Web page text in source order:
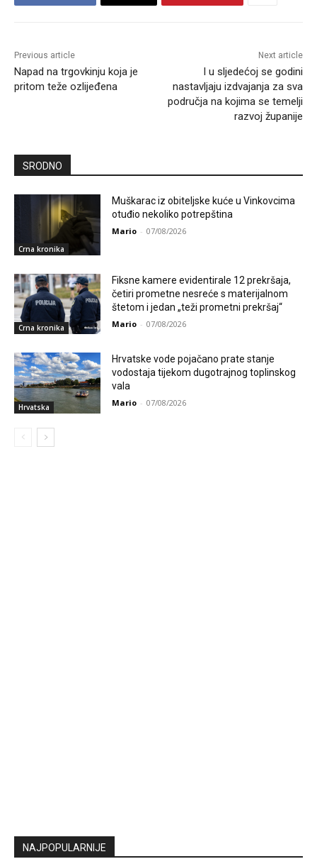
Previous article
Napad na trgovkinju koja je
pritom teže ozlijeđena
Next article
I u sljedećoj se godini
nastavljaju izdvajanja za sva
područja na kojima se temelji
razvoj županije
SRODNO
Crna kronika
Muškarac iz obiteljske kuće u Vinkovcima
otuđio nekoliko potrepština
Mario - 07/08/2026
Crna kronika
Fiksne kamere evidentirale 12 prekršaja,
četiri prometne nesreće s materijalnom
štetom i jedan „teži prometni prekršaj“
Mario - 07/08/2026
Hrvatska
Hrvatske vode pojačano prate stanje
vodostaja tijekom dugotrajnog toplinskog
vala
Mario - 07/08/2026
NAJPOPULARNIJE